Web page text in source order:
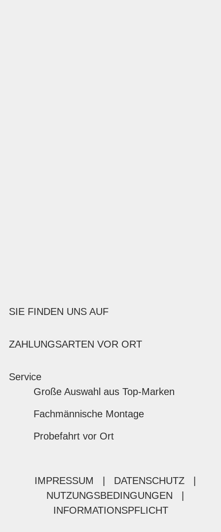
SIE FINDEN UNS AUF
ZAHLUNGSARTEN VOR ORT
Service
Große Auswahl aus Top-Marken
Fachmännische Montage
Probefahrt vor Ort
IMPRESSUM DATENSCHUTZ
NUTZUNGSBEDINGUNGEN
INFORMATIONSPFLICHT